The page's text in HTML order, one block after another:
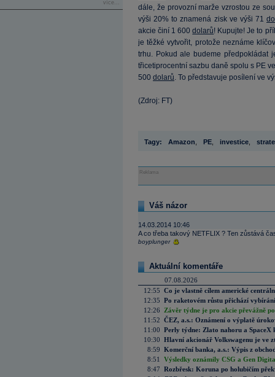
více...
dále, že provozní marže vzrostou ze
výši 20% to znamená zisk ve výši 71
akcie činí 1 600dolarů! Kupujte! Je to
je těžké vytvořit, protože neznáme
trhu. Pokud ale budeme předpokládat
třicetiprocentní sazbu daně spolu s PE
500 dolarů. To představuje posílení ve
(Zdroj: FT)
Tagy: Amazon PE investice
Reklama
Váš názor
14.03.2014 10:46
A co třeba takový NETFLIX ? Ten zůstává
boyplunger
Aktuální komentáře
07.08.2026
12:55 Co je vlastně cílem americké
12:35 Po raketovém růstu přichází
12:26
Závěr týdne je pro akcie převážně
11:52 ČEZ, a.s.: Oznámení o výplatě
11:00 Perly týdne: Zlato nahoru a SpaceX
10:30 Hlavní akcionář Volkswagenu je ve
8:59 Komerční banka, a.s.: Výpis z
8:51
Výsledky oznámily CSG a Gen
8:47 Rozbřesk: Koruna po holubičím